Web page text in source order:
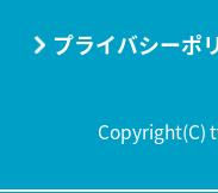
プライバシーポ
Copyright(C)